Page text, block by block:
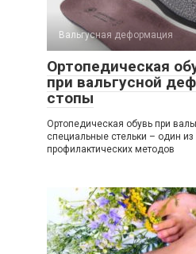
Вальгусная деформация
Ортопедическая
при вальгусной
стопы
Ортопедическая обувь при
специальные стельки – один
профилактических методов